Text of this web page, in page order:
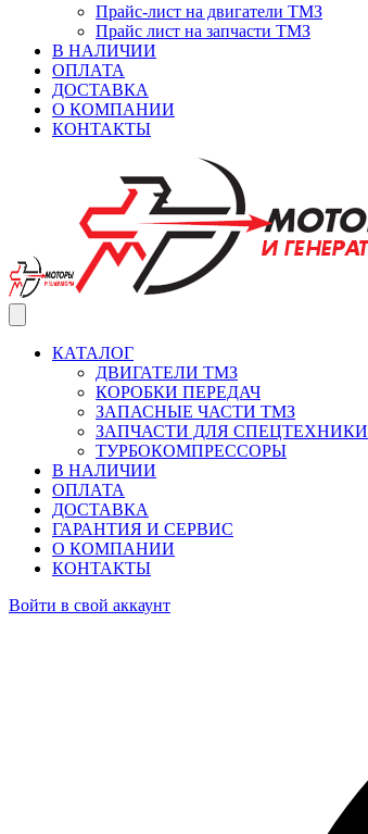
Прайс-лист на двигатели ТМЗ
Прайс лист на запчасти ТМЗ
В НАЛИЧИИ
ОПЛАТА
ДОСТАВКА
О КОМПАНИИ
КОНТАКТЫ
КАТАЛОГ
ДВИГАТЕЛИ ТМЗ
КОРОБКИ ПЕРЕДАЧ
ЗАПАСНЫЕ ЧАСТИ ТМЗ
ЗАПЧАСТИ ДЛЯ СПЕЦТЕХНИКИ
ТУРБОКОМПРЕССОРЫ
В НАЛИЧИИ
ОПЛАТА
ДОСТАВКА
ГАРАНТИЯ И СЕРВИС
О КОМПАНИИ
КОНТАКТЫ
Войти в свой аккаунт